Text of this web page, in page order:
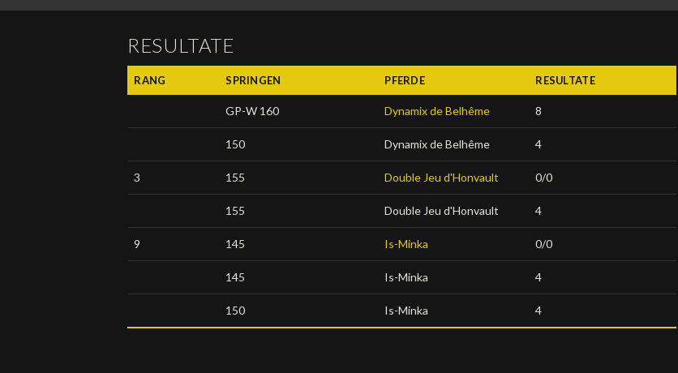
RESULTATE
RANG SPRINGEN PFERDE RESULTATE
GP-W 160 Dynamix de Belhême 8
150 Dynamix de Belhême 4
3 155 Double Jeu d'Honvault 0/0
155 Double Jeu d'Honvault 4
9 145 Is-Minka 0/0
145 Is-Minka 4
150 Is-Minka 4